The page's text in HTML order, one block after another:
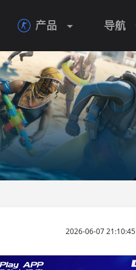
 产品 导航
2026-06-07